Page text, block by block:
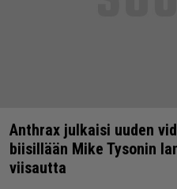
Anthrax julkaisi uuden
biisillään Mike Tysonin
viisautta